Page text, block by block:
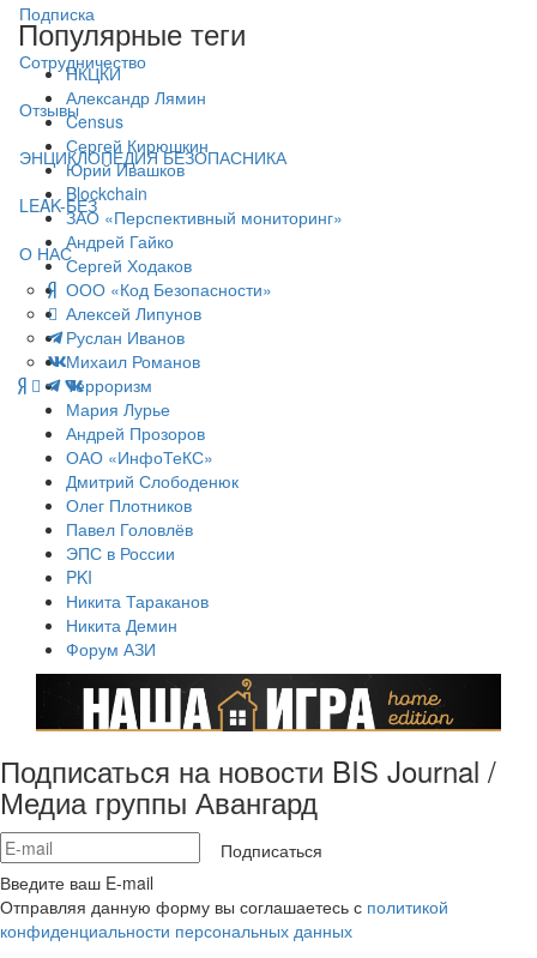
Подписка
Сотрудничество
Отзывы
ЭНЦИКЛОПЕДИЯ БЕЗОПАСНИКА
LEAK-БЕЗ
О НАС
Популярные теги
НКЦКИ
Александр Лямин
Census
Сергей Кирюшкин
Юрий Ивашков
Blockchain
ЗАО «Перспективный мониторинг»
Андрей Гайко
Сергей Ходаков
ООО «Код Безопасности»
Алексей Липунов
Руслан Иванов
Михаил Романов
Терроризм
Мария Лурье
Андрей Прозоров
ОАО «ИнфоТеКС»
Дмитрий Слободенюк
Олег Плотников
Павел Головлёв
ЭПС в России
PKI
Никита Тараканов
Никита Демин
Форум АЗИ
Подписаться на новости BIS Journal /
Медиа группы Авангард
Подписаться
Введите ваш E-mail
Отправляя данную форму вы соглашаетесь с политикой
конфиденциальности персональных данных